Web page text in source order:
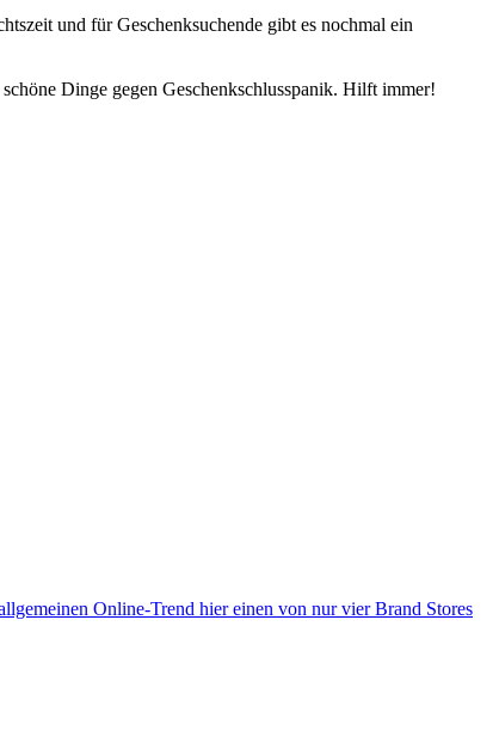
und für Geschenksuchende gibt es nochmal ein
Dinge gegen Geschenkschlusspanik. Hilft immer!
Online-Trend hier einen von nur vier Brand Stores